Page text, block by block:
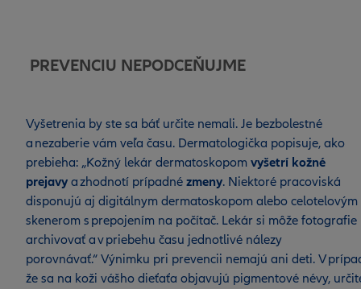
PREVENCIU NEPODCEŇUJME
Vyšetrenia by ste sa báť určite nemali. Je bezbolestné
a nezaberie vám veľa času. Dermatologička popisuje, ako
prebieha: „Kožný lekár dermatoskopom vyšetrí kožné
prejavy a zhodnotí prípadné zmeny. Niektoré pracoviská
disponujú aj digitálnym dermatoskopom alebo celotelovým
skenerom s prepojením na počítač. Lekár si môže fotografie
archivovať a v priebehu času jednotlivé nálezy
porovnávať.“ Výnimku pri prevencii nemajú ani deti. V
že sa na koži vášho dieťaťa objavujú pigmentové névy,